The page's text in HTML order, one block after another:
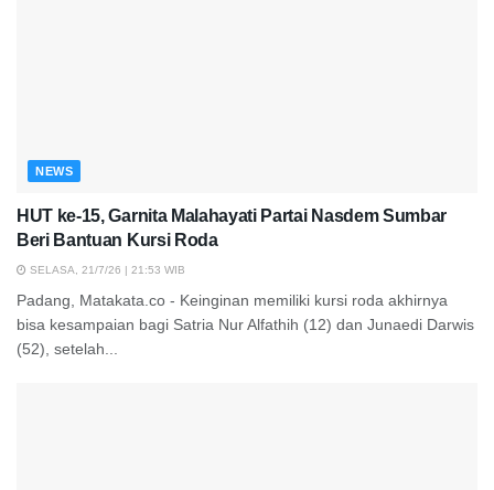
NEWS
HUT ke-15, Garnita Malahayati Partai Nasdem Sumbar
Beri Bantuan Kursi Roda
SELASA, 21/7/26 | 21:53 WIB
Padang, Matakata.co - Keinginan memiliki kursi roda akhirnya
bisa kesampaian bagi Satria Nur Alfathih (12) dan Junaedi Darwis
(52), setelah...